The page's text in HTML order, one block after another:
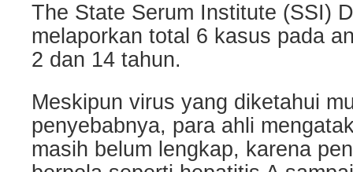
The State Serum Institute (SSI)
melaporkan total 6 kasus pada
2 dan 14 tahun.
Meskipun virus yang diketahui
penyebabnya, para ahli
masih belum lengkap, karena